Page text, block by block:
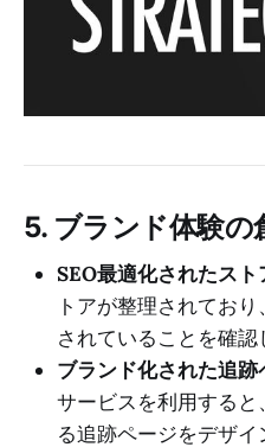
5. ブランド体験の
SEO最適化されたスト
トアが整理されてお
されていることを確認
ブランド化された追跡
サービスを利用する
る追跡ページをデザイ